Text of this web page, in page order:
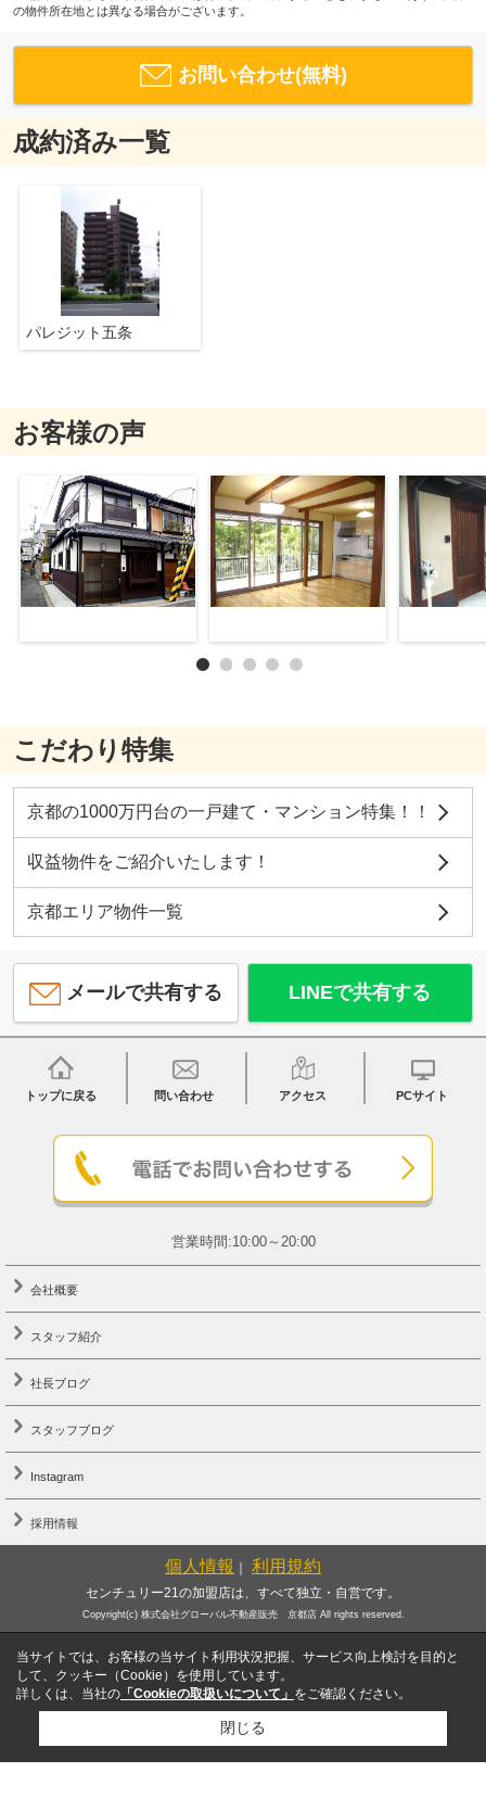
の物件所在地とは異なる場合がございます。
お問い合わせ(無料)
成約済み一覧
パレジット五条
お客様の声
こだわり特集
京都の1000万円台の一戸建て・マンション特集！！
収益物件をご紹介いたします！
京都エリア物件一覧
メールで共有する LINEで共有する
トップに戻る 問い合わせ アクセス PCサイト
営業時間:10:00～20:00
会社概要
スタッフ紹介
社長ブログ
スタッフブログ
Instagram
採用情報
個人情報 ｜ 利用規約
センチュリー21の加盟店は、すべて独立・自営です。
Copyright(c) 株式会社グローバル不動産販売 京都店 All rights reserved.
当サイトでは、お客様の当サイト利用状況把握、サービス向上検討を目的と
して、クッキー（Cookie）を使用しています。
詳しくは、当社の 「Cookieの取扱いについて」 をご確認ください。
閉じる